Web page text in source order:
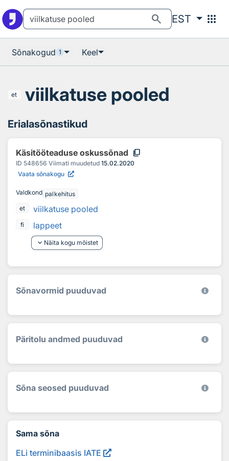
search EST apps
Sõnakogud 1 Keel
et viilkatuse pooled
Erialasõnastikud
Käsitööteaduse oskussõnad content_copy
ID 548656 Viimati muudetud 15.02.2020
Vaata sõnakogu
Valdkond palkehitus
et
viilkatuse pooled
fi
lappeet
keyboard_arrow_down Näita kogu mõistet
Sõnavormid puuduvad
Päritolu andmed puuduvad
Sõna seosed puuduvad
Sama sõna
ELi terminibaasis IATE